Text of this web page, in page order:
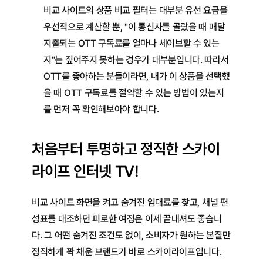
비교 사이트의 상품 비교 필터는 대부분 유선 요금을
우선적으로 계산할 뿐, "이 통신사를 골랐을 때 매달
지출되는 OTT 구독료를 얼마나 세이브할 수 있는
지"는 짚어주지 못하는 경우가 대부분입니다. 따라서
OTT를 좋아하는 분들이라면, 내가 이 상품을 선택했
을 때 OTT 구독료를 절약할 수 있는 방법이 있는지
를 먼저 꼭 확인해보아야 합니다.
처음부터 투명하고 정직한 스카이
라이프 인터넷 TV!
비교 사이트 화면을 켜고 숨겨진 임대료를 찾고, 채널 편
성표를 대조하던 피로한 여정은 이제 끝내셔도 좋습니
다. 그 어떤 숨겨진 조건도 없이, 소비자가 원하는 본질만
정직하게 꽉 채운 브랜드가 바로 스카이라이프입니다.